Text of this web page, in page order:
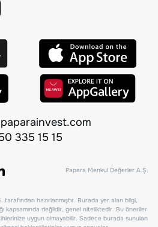
335 15 15
Papara Menkul Değerler A.Ş.
hazırlanmıştır. Burada yer alan bilgi,
kapsamında değildir, genel niteliktedir. Bu öneriler
uygun olmayabilir. Sadece burada sunulan